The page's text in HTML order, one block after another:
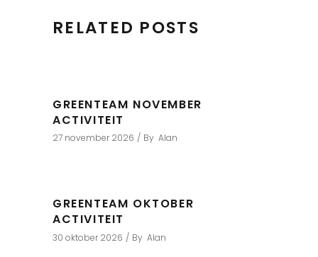
RELATED POSTS
GREENTEAM NOVEMBER
ACTIVITEIT
27 november 2026 By Alan
GREENTEAM OKTOBER
ACTIVITEIT
30 oktober 2026 By Alan